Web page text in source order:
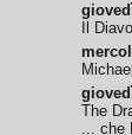
Il
Michael
The
... che